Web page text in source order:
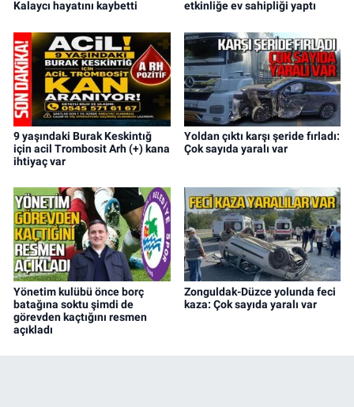
Kalaycı hayatını kaybetti
etkinliğe ev sahipliği yaptı
9 yaşındaki Burak Keskintığ
için acil Trombosit Arh (+) kana
ihtiyaç var
Yoldan çıktı karşı şeride fırladı:
Çok sayıda yaralı var
Yönetim kulübü önce borç
batağına soktu şimdi de
görevden kaçtığını resmen
açıkladı
Zonguldak-Düzce yolunda feci
kaza: Çok sayıda yaralı var